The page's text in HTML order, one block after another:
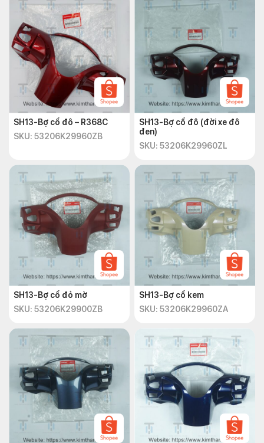
SH13-Bợ cổ đô – R368C
SKU: 53206K29960ZB
SH13-Bợ cổ đô (đời xe đô
đen)
SKU: 53206K29960ZL
SH13-Bợ cổ đỏ mờ
SKU: 53206K29900ZB
SH13-Bợ cổ kem
SKU: 53206K29960ZA